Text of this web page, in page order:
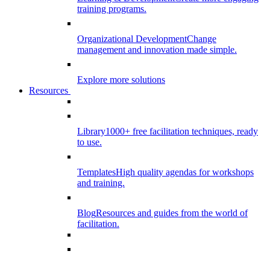
training programs.
Organizational DevelopmentChange
management and innovation made simple.
Explore more solutions
Resources
Library1000+ free facilitation techniques, ready
to use.
TemplatesHigh quality agendas for workshops
and training.
BlogResources and guides from the world of
facilitation.